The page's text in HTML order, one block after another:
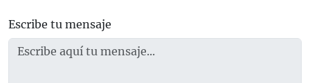
Escribe tu mensaje